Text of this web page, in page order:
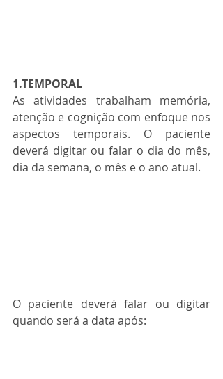
1.TEMPORAL
As atividades trabalham memória,
atenção e cognição com enfoque nos
aspectos temporais. O paciente
deverá digitar ou falar o dia do mês,
dia da semana, o mês e o ano atual.
O paciente deverá falar ou digitar
quando será a data após: